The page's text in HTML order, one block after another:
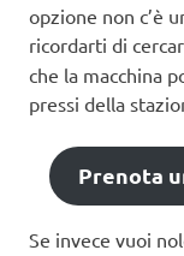
opzione non c’è
ricordarti di
che la macchina
pressi della
Prenota
Se invece vuoi